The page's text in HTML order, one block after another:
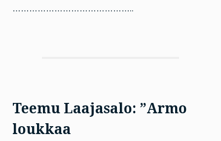
……………………………………..
Teemu Laajasalo: ”Armo
loukkaa